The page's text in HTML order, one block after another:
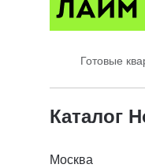
Готовые
Каталог
Москва